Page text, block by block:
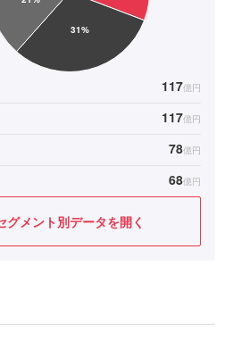
117億円
117億円
78億円
68億円
グメント別データを開く